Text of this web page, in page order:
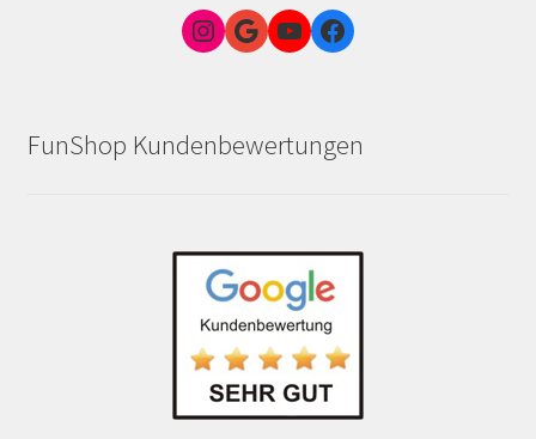
Instagram
Google Link zum FunShop WienYouTubeFacebook
FunShop Kundenbewertungen